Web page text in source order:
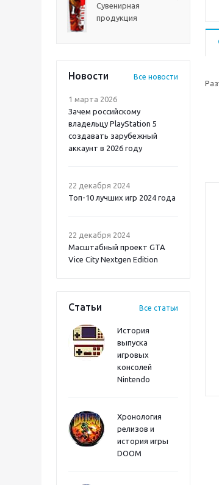
Сувенирная
продукция
Новости Все новости
1 марта 2026
Зачем российскому
владельцу PlayStation 5
создавать зарубежный
аккаунт в 2026 году
22 декабря 2024
Топ-10 лучших игр 2024 года
22 декабря 2024
Масштабный проект GTA
Vice City Nextgen Edition
Статьи Все статьи
История
выпуска
игровых
консолей
Nintendo
Хронология
релизов и
история игры
DOOM
Onimusha: Way of the
Sword PS5